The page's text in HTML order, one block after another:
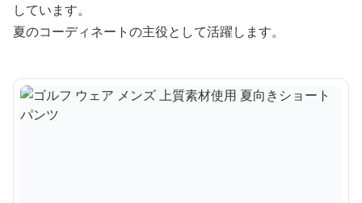
しています。
夏のコーディネートの主役として活躍します。